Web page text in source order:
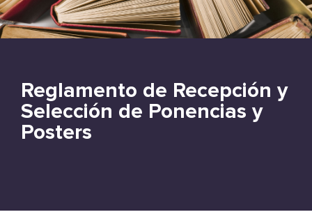
Reglamento de Recepción y
Selección de Ponencias y
Posters